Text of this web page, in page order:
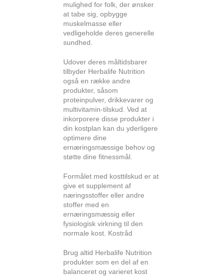
mulighed for folk, der ønsker
at tabe sig, opbygge
muskelmasse eller
vedligeholde deres generelle
sundhed.
Udover deres måltidsbarer
tilbyder Herbalife Nutrition
også en række andre
produkter, såsom
proteinpulver, drikkevarer og
multivitamin-tilskud. Ved at
inkorporere disse produkter i
din kostplan kan du yderligere
optimere dine
ernæringsmæssige behov og
støtte dine fitnessmål.
Formålet med kosttilskud er at
give et supplement af
næringsstoffer eller andre
stoffer med en
ernæringsmæssig eller
fysiologisk virkning til den
normale kost.
Kostråd
Brug altid Herbalife Nutrition
produkter som en del af en
balanceret og varieret kost